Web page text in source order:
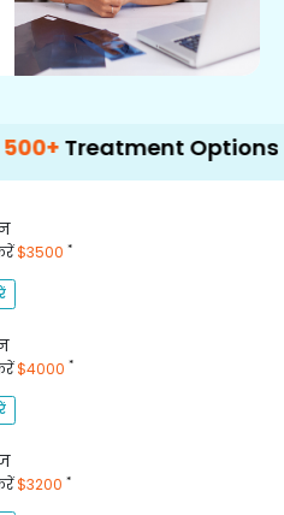
Options
$3500 *
$4000 *
$3200 *